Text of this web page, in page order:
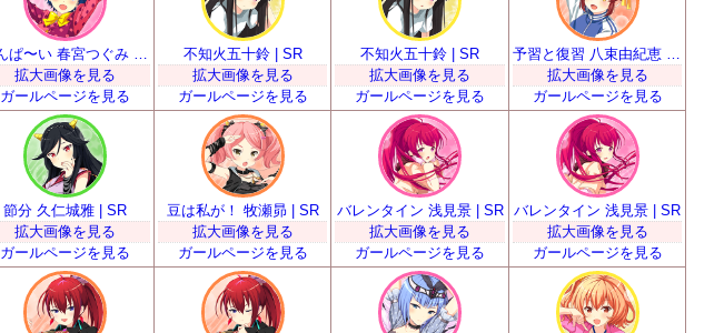
かんぱ〜い 春宮つぐみ | SR
拡大画像を見る
ガールページを見る
不知火五十鈴 | SR
拡大画像を見る
ガールページを見る
不知火五十鈴 | SR
拡大画像を見る
ガールページを見る
予習と復習 八束由紀恵 | SR
拡大画像を見る
ガールページを見る
節分 久仁城雅 | SR
拡大画像を見る
ガールページを見る
豆は私が！ 牧瀬昴 | SR
拡大画像を見る
ガールページを見る
バレンタイン 浅見景 | SR
拡大画像を見る
ガールページを見る
バレンタイン 浅見景 | SR
拡大画像を見る
ガールページを見る